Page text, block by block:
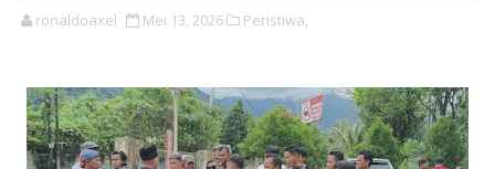
ronaldoaxel Mei 13, 2026 Peristiwa,